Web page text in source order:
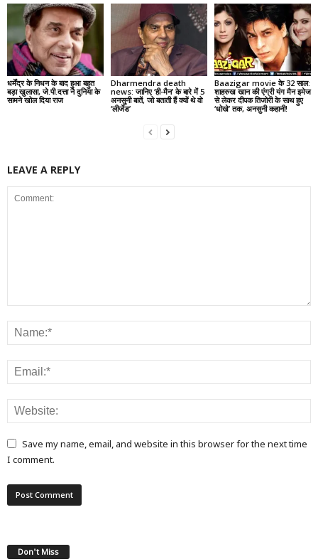
धर्मेंद्र के निधन के बाद हुआ बहुत
बड़ा खुलासा, जे.पी.दत्ता ने दुनिया के
सामने खोल दिया राज
Dharmendra death
news: जानिए ‘ही-मैन’ के बारे में 5
अनसुनी बातें, जो बताती हैं क्यों थे वो
‘लीजेंड’
Baazigar movie के 32 साल:
शाहरुख खान की एंग्री यंग मैन इमेज
से लेकर दीपक तिजोरी के साथ हुए
‘धोखे’ तक, अनसुनी कहानी!
LEAVE A REPLY
Save my name, email, and website in this browser for the next time
I comment.
Don't Miss